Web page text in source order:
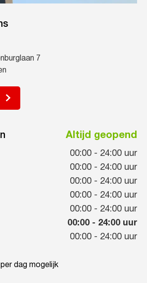
7
Altijd geopend
00:00 - 24:00 uur
00:00 - 24:00 uur
00:00 - 24:00 uur
00:00 - 24:00 uur
00:00 - 24:00 uur
00:00 - 24:00 uur
00:00 - 24:00 uur
per dag mogelijk